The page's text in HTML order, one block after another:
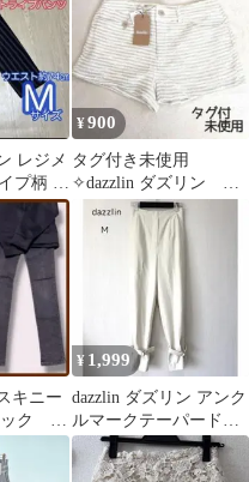
レジメ
プ柄 テ
M
¥900
タグ付き未使用
✧dazzlin ダズリン 麻
混ショートパンツ M
サイズ
キニー
ク カ
オフ
¥ 1,999
dazzlin ダズリン アンク
ルマークテーパードパ
ンツ M アイボリー